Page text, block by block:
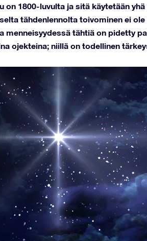
on 1800-luvulta ja sitä käytetään
tähdenlennolta toivominen ei
menneisyydessä tähtiä on pidetty
ojekteina; niillä on todellinen